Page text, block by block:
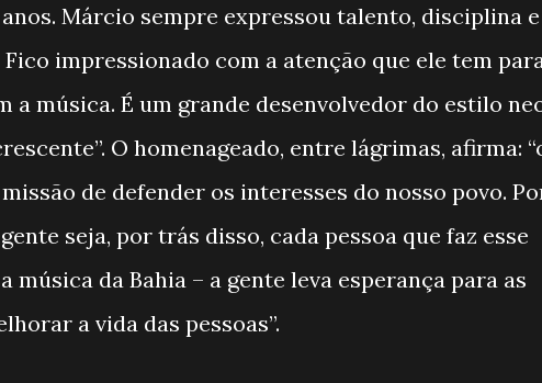
Márcio sempre expressou talento, disciplina e
Fico impressionado com a atenção que ele tem
a música. É um grande desenvolvedor do estilo
O homenageado, entre lágrimas, afirma:
de defender os interesses do nosso povo.
seja, por trás disso, cada pessoa que faz esse
música da Bahia – a gente leva esperança para as
a vida das pessoas”.